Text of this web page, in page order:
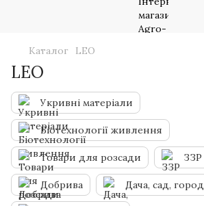
Каталог LEO
LEO
Укривні матеріали
Біотехнології живлення
Товари для розсади ЗЗР
Добрива Дача, сад, город